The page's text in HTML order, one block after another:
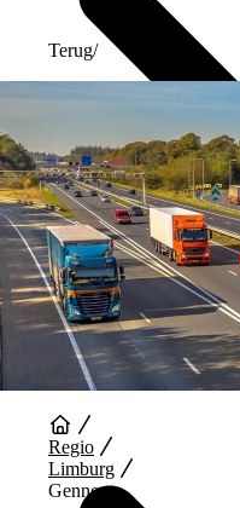
Auto Diensten
Terug/
Regio
Limburg
Gennep